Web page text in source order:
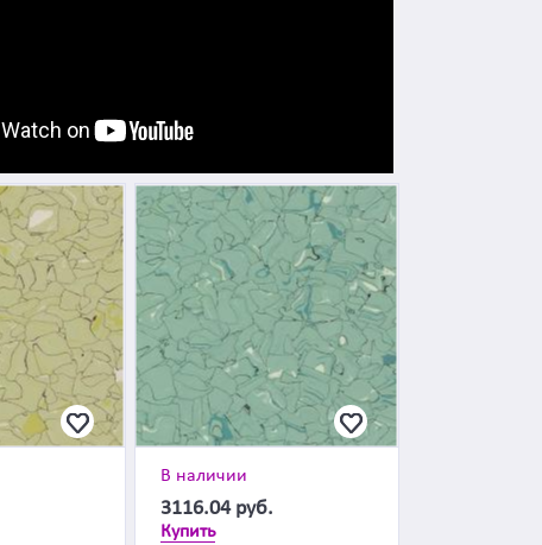
В наличии
3116.04 руб.
Купить